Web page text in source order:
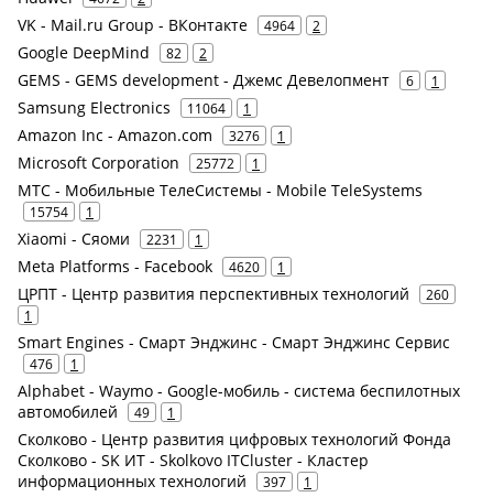
VK - Mail.ru Group - ВКонтакте 4964 2
Google DeepMind 82 2
GEMS - GEMS development - Джемс Девелопмент 6 1
Samsung Electronics 11064 1
Amazon Inc - Amazon.com 3276 1
Microsoft Corporation 25772 1
МТС - Мобильные ТелеСистемы - Mobile TeleSystems
15754 1
Xiaomi - Сяоми 2231 1
Meta Platforms - Facebook 4620 1
ЦРПТ - Центр развития перспективных технологий
260
1
Smart Engines - Смарт Энджинс - Смарт Энджинс Сервис
476 1
Alphabet - Waymo - Google-мобиль - система беспилотных
автомобилей
49 1
Сколково - Центр развития цифровых технологий Фонда
Сколково - SK ИТ - Skolkovo ITCluster - Кластер
информационных технологий
397 1